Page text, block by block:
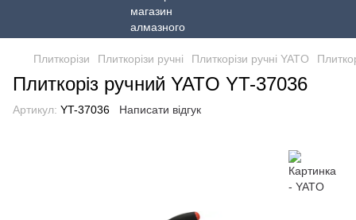
Плиткорізи Плиткорізи ручні Плиткорізи ручні YATO
Плиткоріз ручний YATO YT-37036
Артикул: YT-37036 Написати відгук